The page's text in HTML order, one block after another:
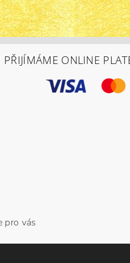
PŘIJÍMÁME ONLINE
pro vás